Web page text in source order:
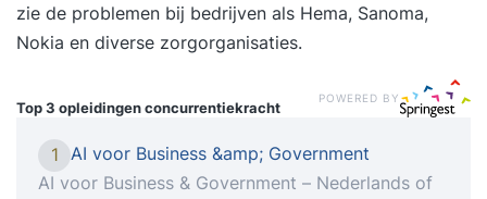
zie de problemen bij bedrijven als Hema, Sanoma,
Nokia en diverse zorgorganisaties.
Top 3 opleidingenconcurrentiekracht
POWERED BY
1
AI voor Business &amp; Government
AI voor Business & Government – Nederlands of